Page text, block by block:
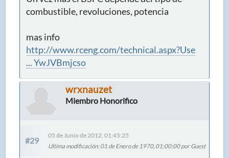
combustible, revoluciones, potencia
mas info
http://www.rceng.com/technical.aspx?Use
... YwJVBmjcso
wrxnauzet
Miembro Honorifico
#29
05 de Junio de 2012, 01:45:25
Ultima modificación: 01 de Enero de 1970, 01:00:00 por Guest